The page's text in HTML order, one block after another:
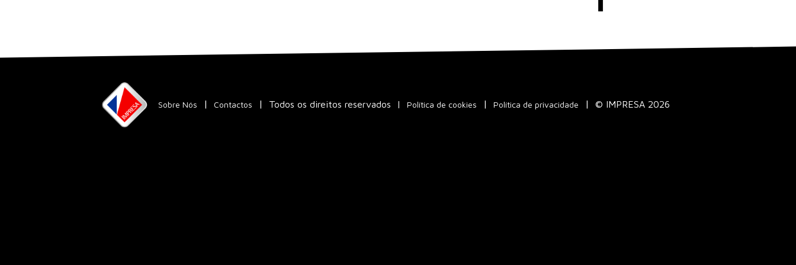
Sobre Nós Contactos Todos os direitos reservados | Política de cookies Política de privacidade © IMPRESA 2026